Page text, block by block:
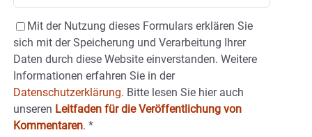
Mit der Nutzung dieses Formulars erklären Sie
sich mit der Speicherung und Verarbeitung Ihrer
Daten durch diese Website einverstanden. Weitere
Informationen erfahren Sie in der
Datenschutzerklärung. Bitte lesen Sie hier auch
unseren Leitfaden für die Veröffentlichung von
Kommentaren. *